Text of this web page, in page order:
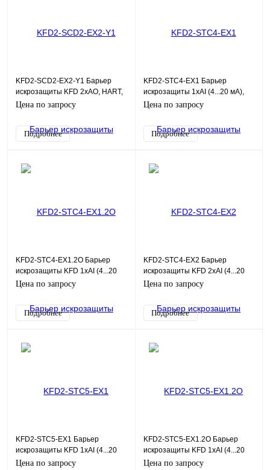
KFD2-SCD2-EX2-Y1 Барьер
искрозащиты KFD 2хAO, HART,
SIL2
Цена по запросу
Подробнее
KFD2-STC4-EX1 Барьер
искрозащиты 1хAI (4...20 мА),
HART, SIL2
Цена по запросу
Подробнее
KFD2-STC4-EX1.2O Барьер
искрозащиты KFD 1хAI (4...20
мА), HART, SIL3
Цена по запросу
Подробнее
KFD2-STC4-EX2 Барьер
искрозащиты KFD 2хAI (4...20
мА), HART, SIL2
Цена по запросу
Подробнее
KFD2-STC5-EX1 Барьер
искрозащиты KFD 1хAI (4...20
мА), HART, SIL2
Цена по запросу
KFD2-STC5-EX1.2O Барьер
искрозащиты KFD 1хAI (4...20
мА), HART, SIL3
Цена по запросу